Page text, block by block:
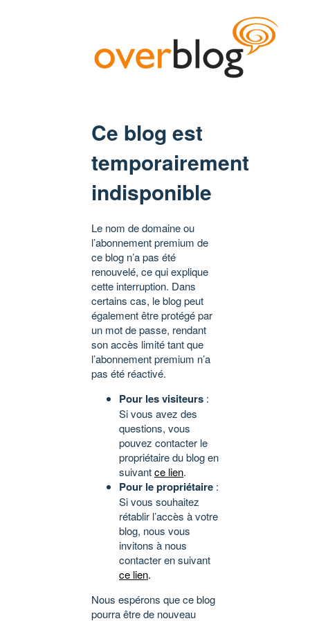
Ce blog est
temporairement
indisponible
Le nom de domaine ou
l’abonnement premium de
ce blog n’a pas été
renouvelé, ce qui explique
cette interruption. Dans
certains cas, le blog peut
également être protégé par
un mot de passe, rendant
son accès limité tant que
l’abonnement premium n’a
pas été réactivé.
Pour les visiteurs :
Si vous avez des
questions, vous
pouvez contacter le
propriétaire du blog en
suivantce lien.
Pour le propriétaire :
Si vous souhaitez
rétablir l’accès à votre
blog, nous vous
invitons à nous
contacter en suivant
ce lien.
Nous espérons que ce blog
pourra être de nouveau